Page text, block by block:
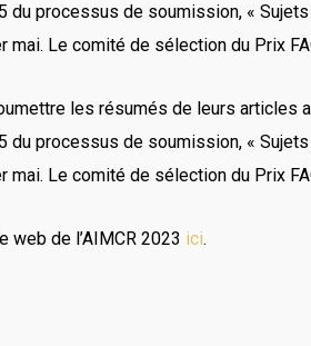
du processus de soumission, «
mai. Le comité de sélection du Prix
les résumés de leurs articles
du processus de soumission, «
mai. Le comité de sélection du Prix
de l’AIMCR 2023 ici.